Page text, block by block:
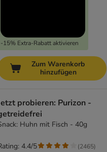
-15% Extra-Rabatt aktivieren
Zum Warenkorb
hinzufügen
probieren: Purizon -
Huhn mit Fisch - 40g
4.4/5 (2465)